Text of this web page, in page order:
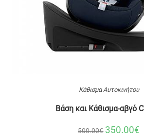
Κάθισμα Αυτοκινήτου
Βάση και Κάθισμα-αβγό
500.00€ 350.00€